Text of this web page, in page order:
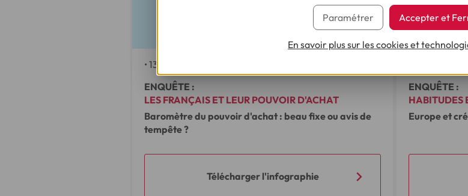
• 13/09/2018
ENQUÊTE :
LES FRANÇAIS ET LEUR POUVOIR D'ACHAT
Baromètre du pouvoir d'achat : beau fixe ou avis de
tempête ?
Télécharger l'infographie
ENQUÊTE :
HABITUDES
CRÉDIT
Europe et
Accepter et
Paramétrer
En savoir plus sur les cookies et